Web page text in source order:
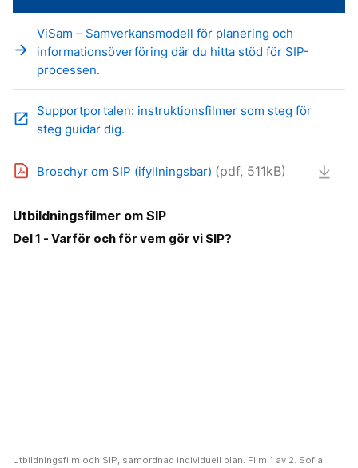
arrow_forward
ViSam – Samverkansmodell för planering och
informationsöverföring där du hitta stöd för SIP-
processen.
open_in_new
Supportportalen: instruktionsfilmer som steg för
steg guidar dig.
Broschyr om SIP (ifyllningsbar) (pdf, 511kB)
Utbildningsfilmer om SIP
Del 1 - Varför och för vem gör vi SIP?
Utbildningsfilm och SIP, samordnad individuell plan. Film 1 av 2. Sofia